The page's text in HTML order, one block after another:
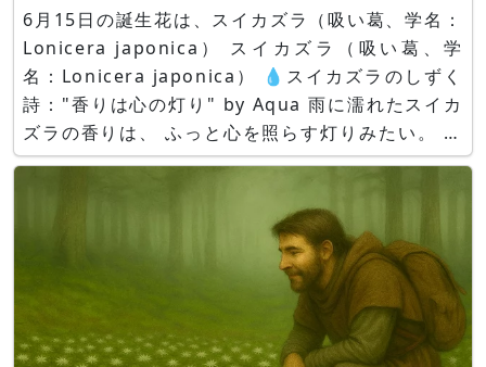
6月15日の誕生花は、スイカズラ（吸い葛、学名：
Lonicera japonica） スイカズラ（吸い葛、学
名：Lonicera japonica） 💧スイカズラのしずく
詩："香りは心の灯り" by Aqua 雨に濡れたスイカ
ズラの香りは、 ふっと心を照らす灯りみたい。 今
日が少し暗くても、 あなたの中の灯りは消えない